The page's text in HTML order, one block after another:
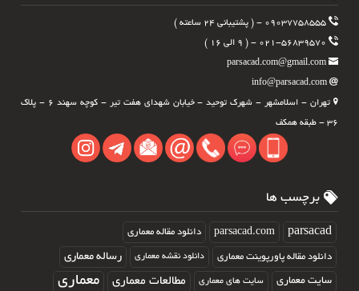
۰۹۰۳۷۷۵۸۵۵۵ - ( پشتیبانی ۲۴ ساعته )
parsacad.com@gmail.com
info@parsacad.com
تهران - اسلامشهر - شهرک توحید - خیابان شهدای هفت تیر - کوچه سهند ۶ - پلاک
۳۶ - طبقه همکف
برچسب ها
parsacad
parsacad.com دانلود مقاله معماری
دانلود مقاله پاورپوینت معماری دانلود نقشه معماری رساله معماری
سایت معماری سایت های معماری مطالعات معماری معماری